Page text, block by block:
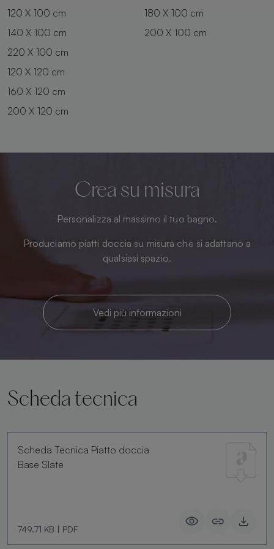
120 X 100 cm
140 X 100 cm
180 X 100 cm
200 X 100 cm
220 X 100 cm
120 X 120 cm
160 X 120 cm
200 X 120 cm
Crea su misura
Personalizza al massimo il tuo bagno.
Produciamo piatti doccia su misura che si adattano a
qualsiasi spazio.
Vedi più informazioni
Scheda tecnica
Scheda Tecnica Piatto doccia
Base Slate
749.71 KB | PDF